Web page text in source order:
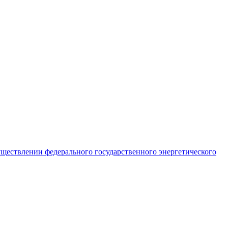
федерального государственного энергетического